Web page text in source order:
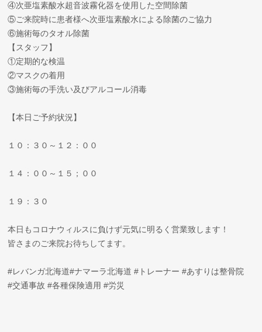
④次亜塩素酸水超音波霧化器を使用した空間除菌
⑤ご来院時に患者様へ次亜塩素酸水による除菌のご協力
⑥施術毎のタオル除菌
【スタッフ】
①定期的な検温
②マスクの着用
③施術毎の手洗い及びアルコール消毒
【本日ご予約状況】
１０：３０～１２：００
１４：００～１５；００
１９：３０
本日もコロナウィルスに負けず元気に明るく営業致します！
皆さまのご来院お待ちしてます。
#レバンガ北海道#ナマーラ北海道 #トレーナー #あすりは整骨院
#交通事故 #各種保険適用 #労災